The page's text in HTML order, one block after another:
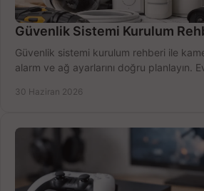
Güvenlik Sistemi Kurulum
Güvenlik sistemi kurulum rehberi ile
alarm ve ağ ayarlarını doğru planlayın.
30 Haziran 2026